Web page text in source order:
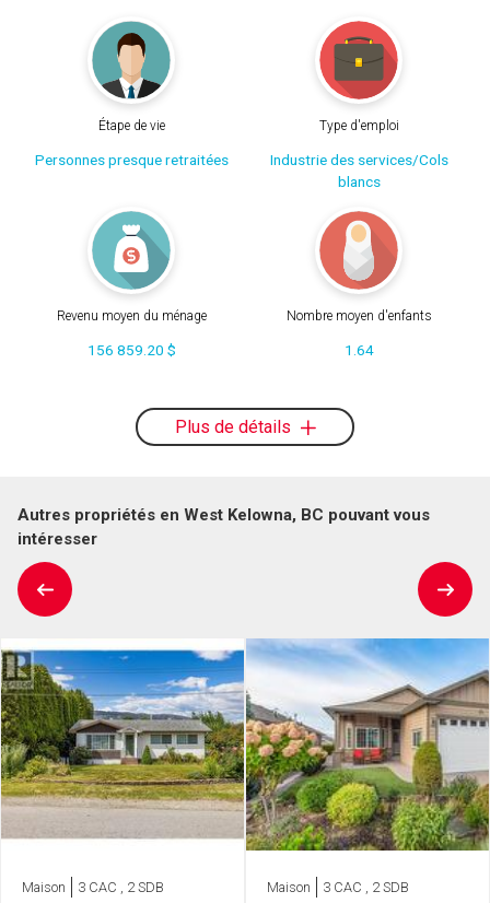
Étape de vie
Personnes presque retraitées
Type d'emploi
Industrie des services/Cols
blancs
Revenu moyen du ménage
156 859.20 $
Nombre moyen d'enfants
1.64
Plus de détails
Autres propriétés en West Kelowna, BC pouvant vous
intéresser
Maison 3 CAC , 2 SDB Maison 3 CAC , 2 SDB